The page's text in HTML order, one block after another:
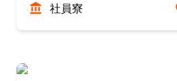
社員寮